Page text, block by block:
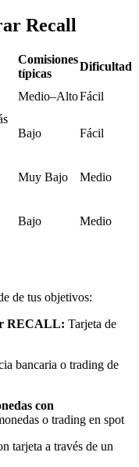
de copy trading
Recall
Comisiones
típicas
Dificultad
Medio–AltoFácil
Bajo Fácil
Muy Bajo Medio
Bajo Medio
de tus objetivos:
RECALL: Tarjeta de
bancaria o trading de
con
o trading en spot
tarjeta a través de un